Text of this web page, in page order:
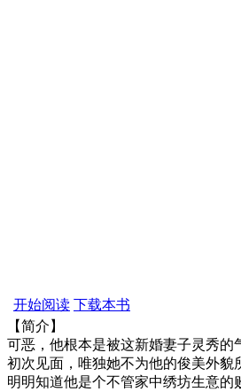
开始阅读 下载本书
【简介】
可恶，他根本是被这新婚妻子灵秀的
初次见面，唯独她不为他的俊美外貌
明明知道他是个不管家中绣坊生意的